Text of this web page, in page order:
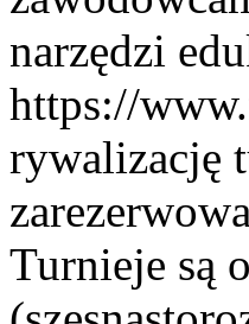
narzędzi
https://
rywalizację
Turnieje są